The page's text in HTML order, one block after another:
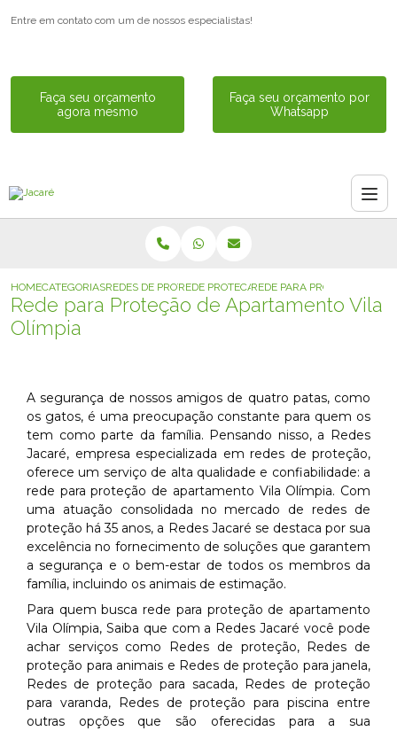
Entre em contato com um de nossos especialistas!
Faça seu orçamento
agora mesmo
Faça seu orçamento por
Whatsapp
HOMECATEGORIASREDES DE PROTECAOREDE PROTECAO PARA GATOS
REDE PARA PROTECAO DE
Rede para Proteção de Apartamento Vila
Olímpia
A segurança de nossos amigos de quatro patas, como
os gatos, é uma preocupação constante para quem os
tem como parte da família. Pensando nisso, a Redes
Jacaré, empresa especializada em redes de proteção,
oferece um serviço de alta qualidade e confiabilidade: a
rede para proteção de apartamento Vila Olímpia. Com
uma atuação consolidada no mercado de redes de
proteção há 35 anos, a Redes Jacaré se destaca por sua
excelência no fornecimento de soluções que garantem
a segurança e o bem-estar de todos os membros da
família, incluindo os animais de estimação.
Para quem busca rede para proteção de apartamento
Vila Olímpia, Saiba que com a Redes Jacaré você pode
achar serviços como Redes de proteção, Redes de
proteção para animais e Redes de proteção para janela,
Redes de proteção para sacada, Redes de proteção
para varanda, Redes de proteção para piscina entre
outras opções que são oferecidas para a sua